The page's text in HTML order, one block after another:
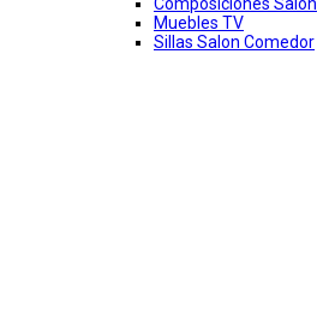
Composiciones Salon
Muebles TV
Sillas Salon Comedor